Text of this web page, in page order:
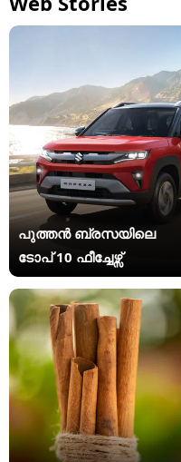
പുത്തൻ ബ്രസയിലെ
ടോപ് 10 ഫീച്ചേഴ്സ്